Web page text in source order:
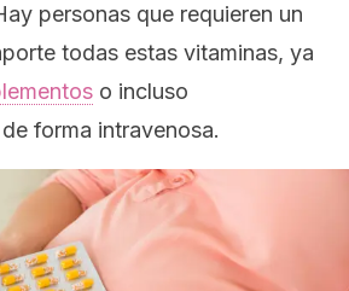
personas que requieren un
todas estas vitaminas, ya
o incluso
forma intravenosa.